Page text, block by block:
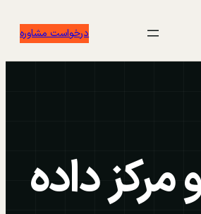
درخواست مشاوره
داده